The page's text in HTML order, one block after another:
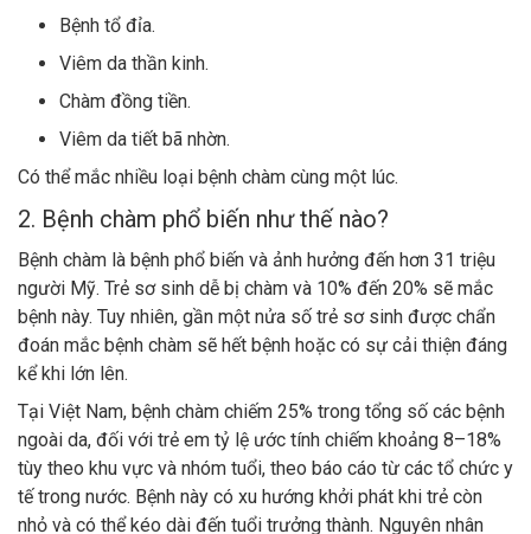
Bệnh tổ đỉa.
Viêm da thần kinh.
Chàm đồng tiền.
Viêm da tiết bã nhờn.
Có thể mắc nhiều loại bệnh chàm cùng một lúc.
2. Bệnh chàm phổ biến như thế nào?
Bệnh chàm là bệnh phổ biến và ảnh hưởng đến hơn 31 triệu
người Mỹ. Trẻ sơ sinh dễ bị chàm và 10% đến 20% sẽ mắc
bệnh này. Tuy nhiên, gần một nửa số trẻ sơ sinh được chẩn
đoán mắc bệnh chàm sẽ hết bệnh hoặc có sự cải thiện đáng
kể khi lớn lên.
Tại Việt Nam, bệnh chàm chiếm 25% trong tổng số các bệnh
ngoài da, đối với trẻ em tỷ lệ ước tính chiếm khoảng 8–18%
tùy theo khu vực và nhóm tuổi, theo báo cáo từ các tổ chức y
tế trong nước. Bệnh này có xu hướng khởi phát khi trẻ còn
nhỏ và có thể kéo dài đến tuổi trưởng thành. Nguyên nhân